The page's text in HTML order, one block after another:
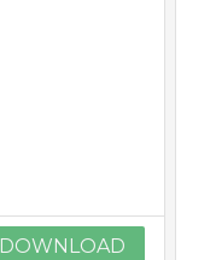
DOWNLOAD